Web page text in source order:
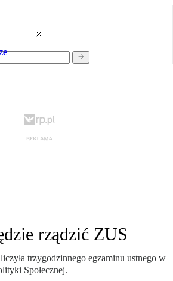
rządzić ZUS
trzygodzinnego egzaminu ustnego w
Społecznej.